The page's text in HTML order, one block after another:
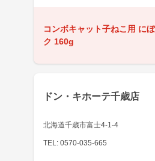
コンボキャット子ねこ用 に
ク 160g
ドン・キホーテ千歳店
北海道千歳市富士4-1-4
TEL: 0570-035-665